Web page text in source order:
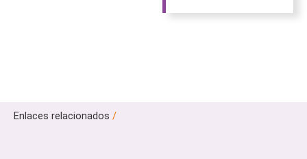
Enlaces relacionados /